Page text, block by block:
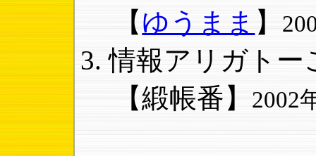
【 ゆうまま 】
情報アリガトー
【緞帳番】
2002